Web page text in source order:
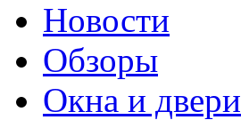
Новости
Обзоры
Окна и двери